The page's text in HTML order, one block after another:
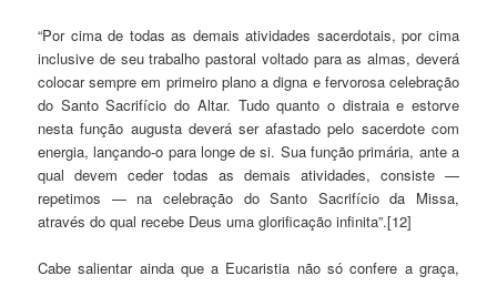
“Por cima de todas as demais atividades sacerdotais, por cima
inclusive de seu trabalho pastoral voltado para as almas, deverá
colocar sempre em primeiro plano a digna e fervorosa celebração
do Santo Sacrifício do Altar. Tudo quanto o distraia e estorve
nesta função augusta deverá ser afastado pelo sacerdote com
energia, lançando-o para longe de si. Sua função primária, ante a
qual devem ceder todas as demais atividades, consiste —
repetimos — na celebração do Santo Sacrifício da Missa,
através do qual recebe Deus uma glorificação infinita”.[12]
Cabe salientar ainda que a Eucaristia não só confere a graça,